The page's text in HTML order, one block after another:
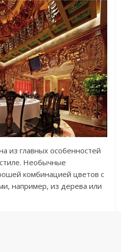
из главных особенностей
Необычные
комбинацией цветов с
например, из дерева или